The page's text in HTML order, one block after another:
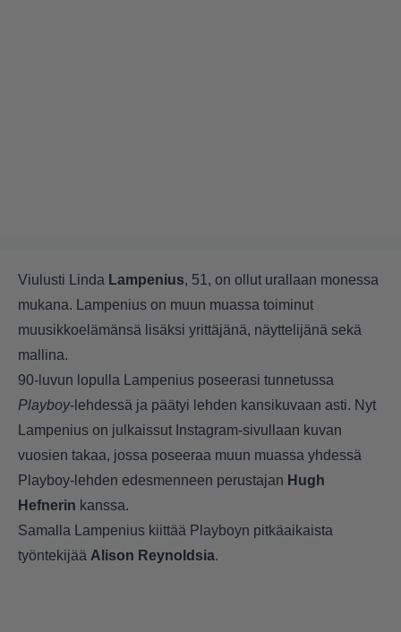
Viulusti Linda Lampenius, 51, on ollut urallaan monessa
mukana. Lampenius on muun muassa toiminut
muusikkoelämänsä lisäksi yrittäjänä, näyttelijänä sekä
mallina.
90-luvun lopulla Lampenius poseerasi tunnetussa
Playboy-lehdessä ja päätyi lehden kansikuvaan asti. Nyt
Lampenius on julkaissut Instagram-sivullaan kuvan
vuosien takaa, jossa poseeraa muun muassa yhdessä
Playboy-lehden edesmenneen perustajan Hugh
Hefnerin kanssa.
Samalla Lampenius kiittää Playboyn pitkäaikaista
työntekijää Alison Reynoldsia.